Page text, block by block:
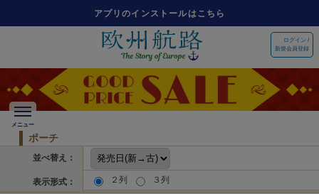
アプリのインストールはこちら
ログイン /
新規会員登録
ポーチ
並べ替え：
表示形式： ２列 ３列